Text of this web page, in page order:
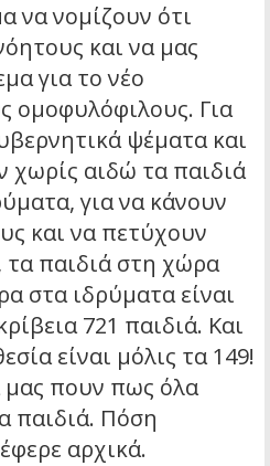
να νομίζουν ότι
και να μας
για το νέο
ομοφυλόφιλους. Για
ψέματα και
αιδώ τα παιδιά
για να κάνουν
και να πετύχουν
παιδιά στη χώρα
στα ιδρύματα είναι
721 παιδιά. Και
είναι μόλις τα 149!
πουν πως όλα
παιδιά. Πόση
αρχικά.